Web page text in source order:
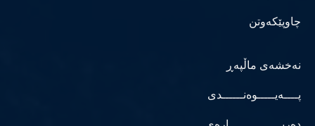
چاوپێکەوتن
نەخشەی ماڵپەڕ
پــــەیـــــوەنــــــدی